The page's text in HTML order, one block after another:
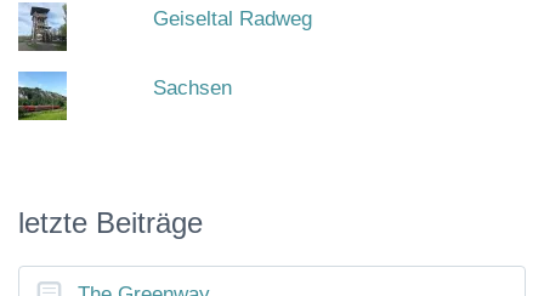
Geiseltal Radweg
Sachsen
letzte Beiträge